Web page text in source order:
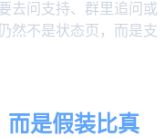
去问支持、群里追问或
然不是状态页，而是支
而是假装比真